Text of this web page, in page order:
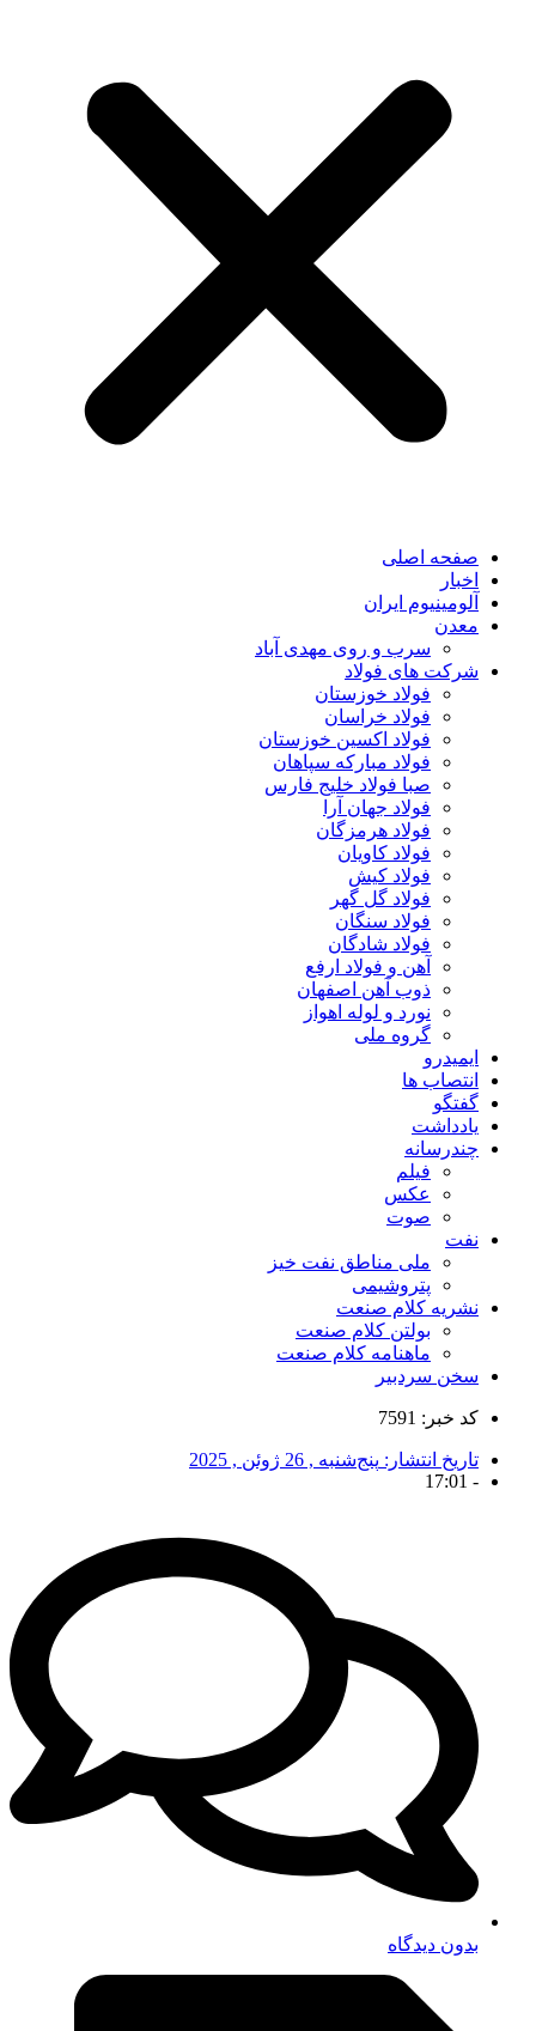
صفحه اصلی
اخبار
آلومینیوم ایران
معدن
سرب و روی مهدی آباد
شرکت های فولاد
فولاد خوزستان
فولاد خراسان
فولاد اکسین خوزستان
فولاد مبارکه سپاهان
صبا فولاد خلیج فارس
فولاد جهان آرا
فولاد هرمزگان
فولاد کاویان
فولاد کیش
فولاد گل گهر
فولاد سنگان
فولاد شادگان
آهن و فولاد ارفع
ذوب آهن اصفهان
نورد و لوله اهواز
گروه ملی
ایمیدرو
انتصاب ها
گفتگو
یادداشت
چندرسانه
فیلم
عکس
صوت
نفت
ملی مناطق نفت خیز
پتروشیمی
نشریه کلام صنعت
بولتن کلام صنعت
ماهنامه کلام صنعت
سخن سردبیر
کد خبر: 7591
تاریخ انتشار: پنج‌شنبه , 26 ژوئن , 2025
-
17:01
بدون دیدگاه